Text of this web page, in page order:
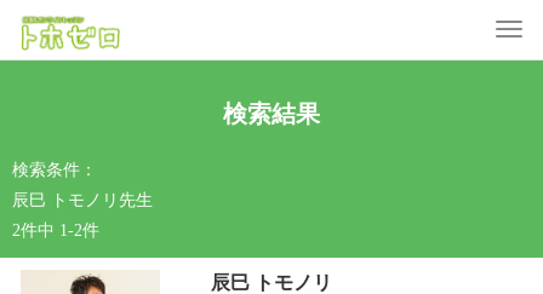
検索結果
検索条件：
辰巳 トモノリ先生
2件中 1-2件
辰巳 トモノリ